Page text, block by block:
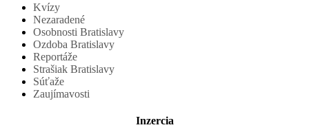
Kvízy
Nezaradené
Osobnosti Bratislavy
Ozdoba Bratislavy
Reportáže
Strašiak Bratislavy
Súťaže
Zaujímavosti
Inzercia